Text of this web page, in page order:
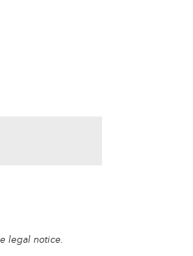
legal notice.